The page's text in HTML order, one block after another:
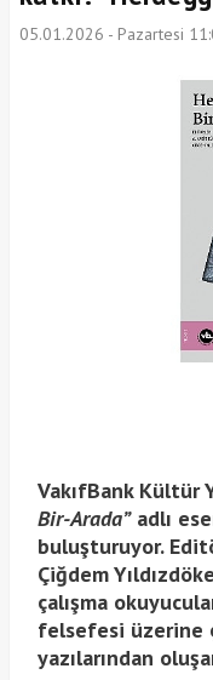
05.01.2026 - Pazartesi
VakıfBank Kültür
Bir-Arada”adlı
buluşturuyor.
Çiğdem
çalışma
felsefesi üzerine
yazılarından